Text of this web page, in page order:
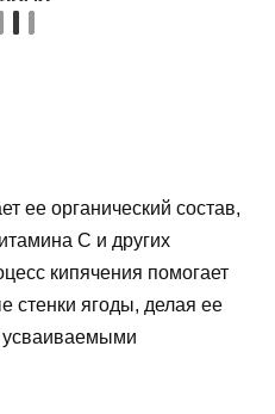
ее органический состав,
C и других
кипячения помогает
стенки ягоды, делая ее
усваиваемыми